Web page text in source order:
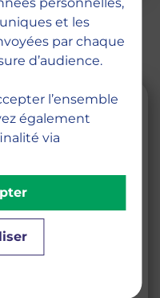
chaîne
expéditions
& de la chaîne
et les
par chaque
d’audience.
l’ensemble
également
via